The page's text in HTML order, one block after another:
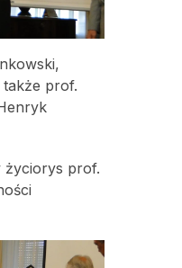
prof.
życiorys prof.